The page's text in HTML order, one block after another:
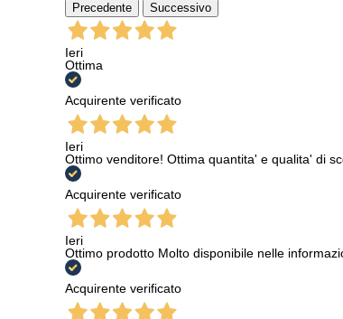
Precedente Successivo
Ieri
Ottima
Acquirente verificato
Ieri
Ottimo venditore! Ottima quantita' e qualita' di
Acquirente verificato
Ieri
Ottimo prodotto Molto disponibile nelle
Acquirente verificato